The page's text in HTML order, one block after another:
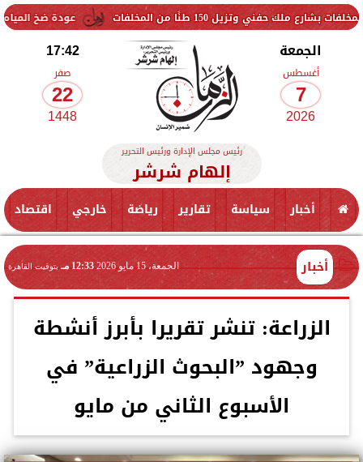
عودة ضخ المياه تدريجيًا لمناطق طنًا من المخلفات
الجمعة
أغسطس
7
2026
17:42
صفر
22
1448
رئيس مجلس الإدارة ورئيس التحرير
إلهام شرشر
أخبار سياسة تقارير رياضة خارجي اقتصاد
أخبار الجمعة، 15 مايو 2026 12:33 مـ بتوقيت القاهرة
الزراعة: تنشر تقريرا بأبرز أنشطة
وجهود ”البحوث الزراعية” في
الأسبوع الثاني من مايو